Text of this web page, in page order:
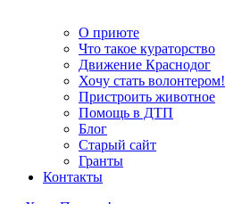
О приюте
Что такое кураторство
Движение Краснодог
Хочу стать волонтером!
Пристроить животное
Помощь в ДТП
Блог
Старый сайт
Гранты
Контакты